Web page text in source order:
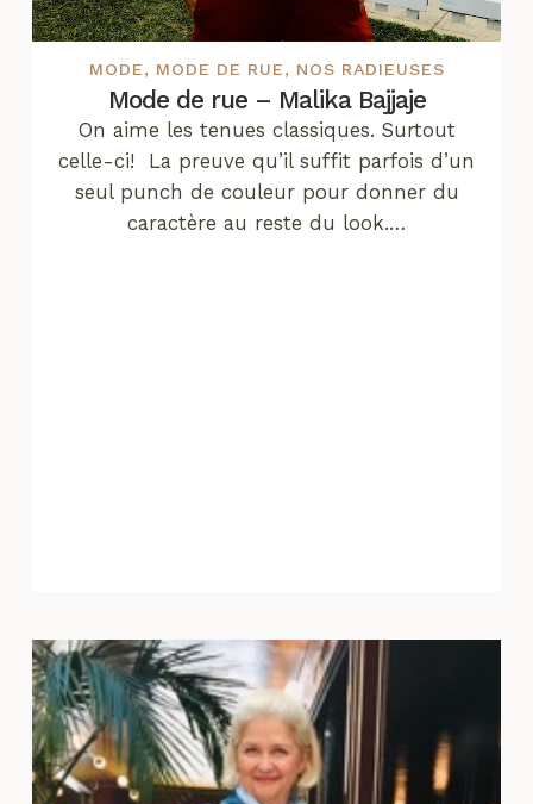
MODE, MODE DE RUE, NOS RADIEUSES
Mode de rue – Malika Bajjaje
On aime les tenues classiques. Surtout
celle-ci! La preuve qu’il suffit parfois d’un
seul punch de couleur pour donner du
caractère au reste du look.…